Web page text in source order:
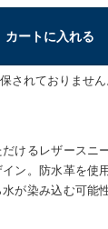
カートに入れる
されておりません
けるレザースニ
ン。防水革を使
が染み込む可能